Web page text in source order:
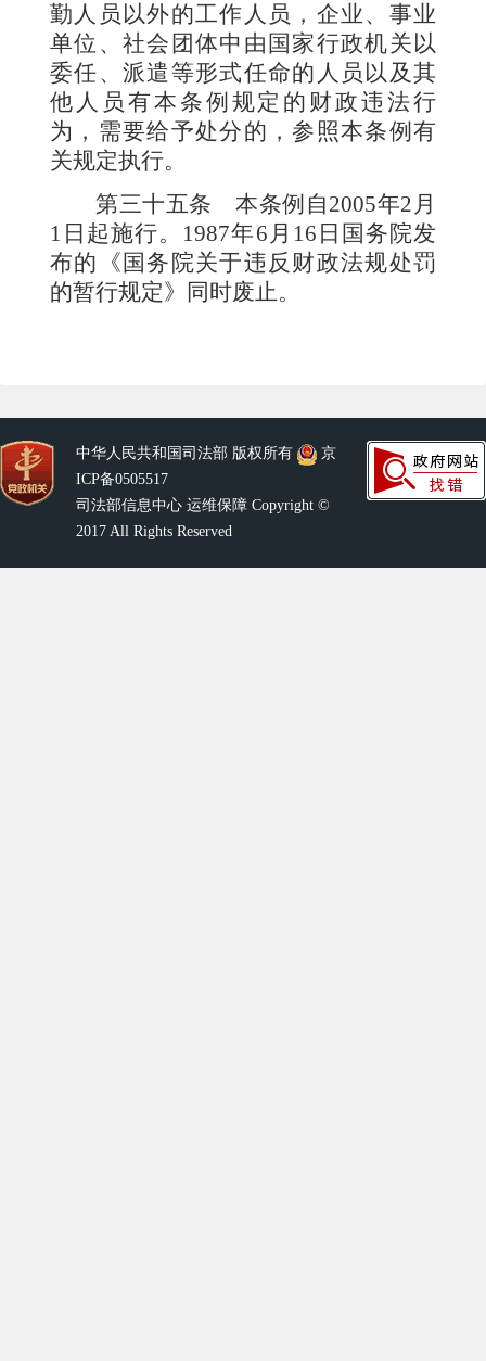
勤人员以外的工作人员，企业、事业
单位、社会团体中由国家行政机关以
委任、派遣等形式任命的人员以及其
他人员有本条例规定的财政违法行
为，需要给予处分的，参照本条例有
关规定执行。
第三十五条本条例自2005年2 月
1 日起施行。 1987年6 月 16 日国务院发
布的《国务院关于违反财政法规处罚
的暂行规定》同时废止。
中华人民共和国司法部 版权所有
京
ICP备0505517
司法部信息中心 运维保障 Copyright ©
2017 All Rights Reserved